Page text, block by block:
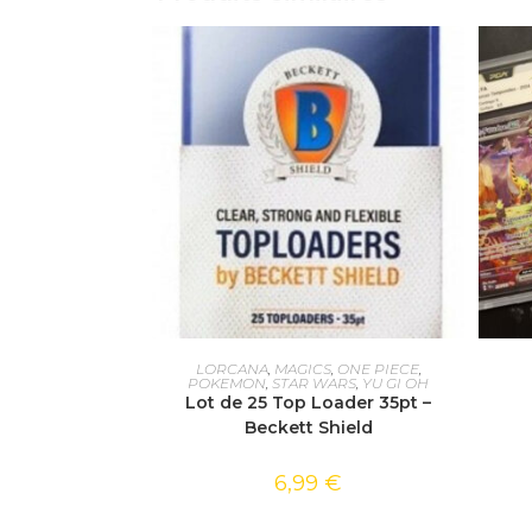
AJOUTER AU PANIER
LORCANA, MAGICS, ONE PIECE,
POKEMON STAR WARS YU GI OH
Lot de 25 Top Loader 35pt –
Beckett Shield
6,99 €